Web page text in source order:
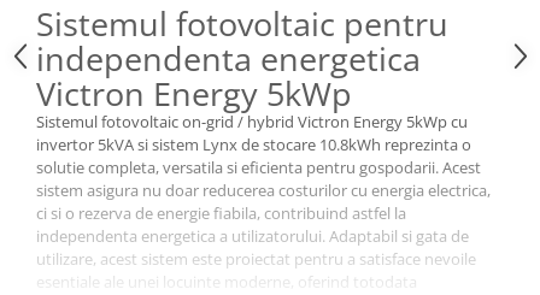
Sistemul fotovoltaic pentru
independenta energetica
Victron Energy 5kWp
Sistemul fotovoltaic on-grid / hybrid Victron Energy 5kWp cu
invertor 5kVA si sistem Lynx de stocare 10.8kWh reprezinta o
solutie completa, versatila si eficienta pentru gospodarii. Acest
sistem asigura nu doar reducerea costurilor cu energia electrica,
ci si o rezerva de energie fiabila, contribuind astfel la
independenta energetica a utilizatorului. Adaptabil si gata de
utilizare, acest sistem este proiectat pentru a satisface nevoile
esentiale ale unei locuinte moderne, oferind totodata